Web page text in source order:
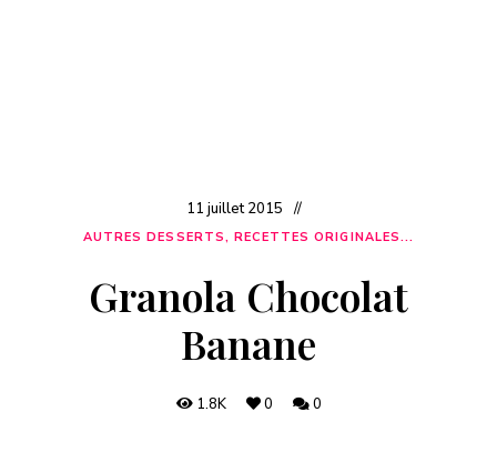
11 juillet 2015
AUTRES DESSERTS, RECETTES ORIGINALES...
Granola Chocolat
Banane
1.8K 0 0